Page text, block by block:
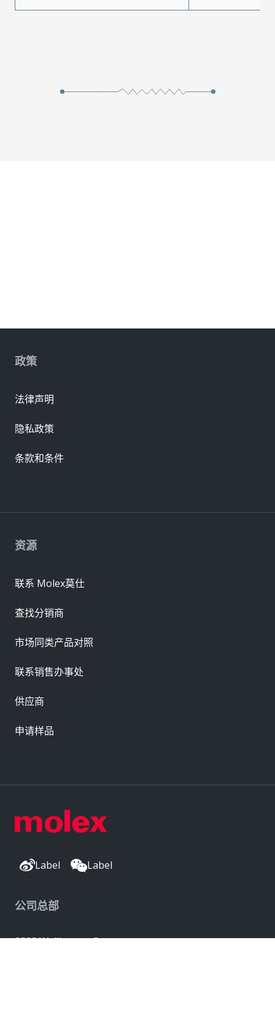
Label Label
公司总部
2222 Wellington Ct
资源
联系 Molex莫仕
查找分销商
市场同类产品对照
联系销售办事处
供应商
申请样品
政策
法律声明
隐私政策
条款和条件